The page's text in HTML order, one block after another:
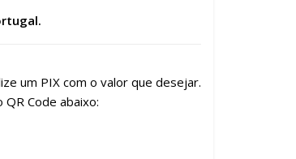
um PIX com o valor que desejar.
Code abaixo: